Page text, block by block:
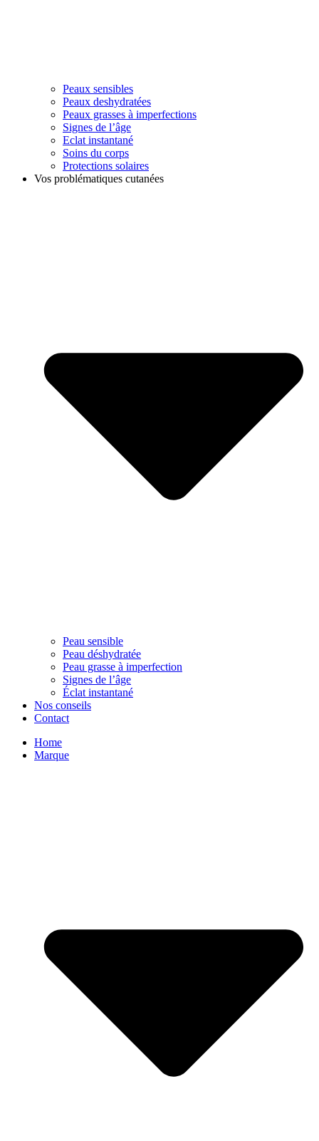
Peaux sensibles
Peaux deshydratées
Peaux grasses à imperfections
Signes de l’âge
Eclat instantané
Soins du corps
Protections solaires
Vos problématiques cutanées
Peau sensible
Peau déshydratée
Peau grasse à imperfection
Signes de l’âge
Éclat instantané
Nos conseils
Contact
Home
Marque